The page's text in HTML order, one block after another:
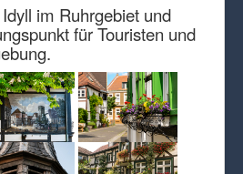
im Ruhrgebiet und
für Touristen und